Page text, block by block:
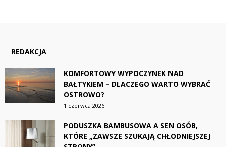
REDAKCJA
KOMFORTOWY WYPOCZYNEK NAD
BAŁTYKIEM – DLACZEGO WARTO WYBRAĆ
OSTROWO?
1 czerwca 2026
PODUSZKA BAMBUSOWA A SEN OSÓB,
KTÓRE „ZAWSZE SZUKAJĄ CHŁODNIEJSZEJ